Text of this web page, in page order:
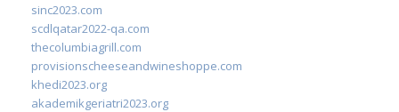
sinc2023.com
scdlqatar2022-qa.com
thecolumbiagrill.com
provisionscheeseandwineshoppe.com
khedi2023.org
akademikgeriatri2023.org